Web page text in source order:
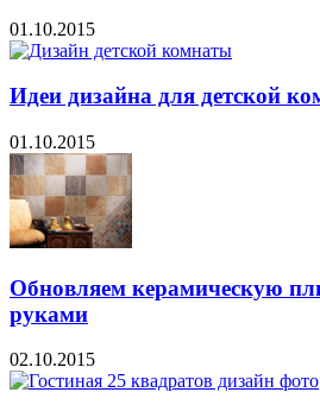
01.10.2015
Идеи дизайна для детской
01.10.2015
Обновляем керамическую
руками
02.10.2015